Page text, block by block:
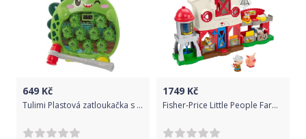
649 Kč
Tulimi Plastová zatloukačka s LED osvětlením Dinosaurus - zelená
1749 Kč
Fisher-Price Little People Farma